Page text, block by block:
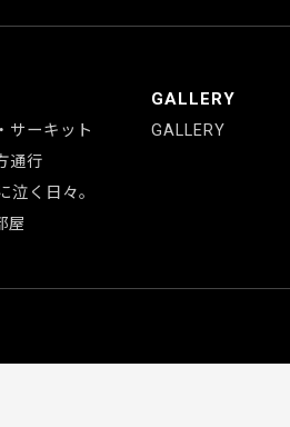
サーキット
通行
泣く日々。
屋
GALLERY
GALLERY